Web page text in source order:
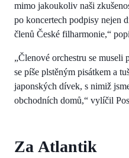
mimo jakoukoliv naši
po koncertech podpisy nejen
členů České filharmonie,“
„Členové orchestru se museli
se píše plstěným pisátkem a
japonských dívek, s nimiž
obchodních domů,“ vylíčil
Za Atlantik